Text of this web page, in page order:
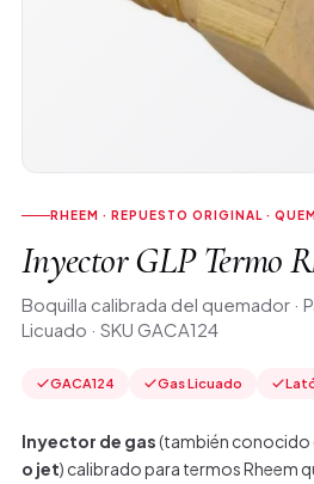
RHEEM · REPUESTO ORIGINAL ·
Inyector GLP Termo
Boquilla calibrada del quemador ·
Licuado · SKU GACA124
GACA124 Gas Licuado
Inyector de gas(también
o jet) calibrado para termos Rheem